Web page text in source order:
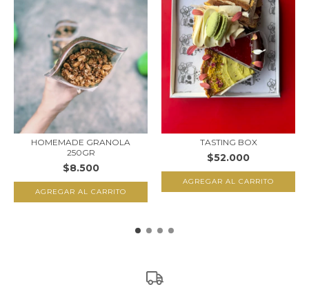
HOMEMADE GRANOLA
250GR
$8.500
AGREGAR AL CARRITO
TASTING BOX
$52.000